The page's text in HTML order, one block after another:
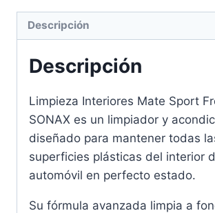
Descripción
Descripción
Limpieza Interiores Mate Sport
SONAX es un limpiador y
diseñado para mantener todas
superficies plásticas del interior
automóvil en perfecto estado.
Su fórmula avanzada limpia a